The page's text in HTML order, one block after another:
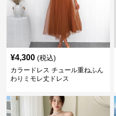
¥4,300 (税込)
カラードレス チュール重ねふん
わりミモレ丈ドレス